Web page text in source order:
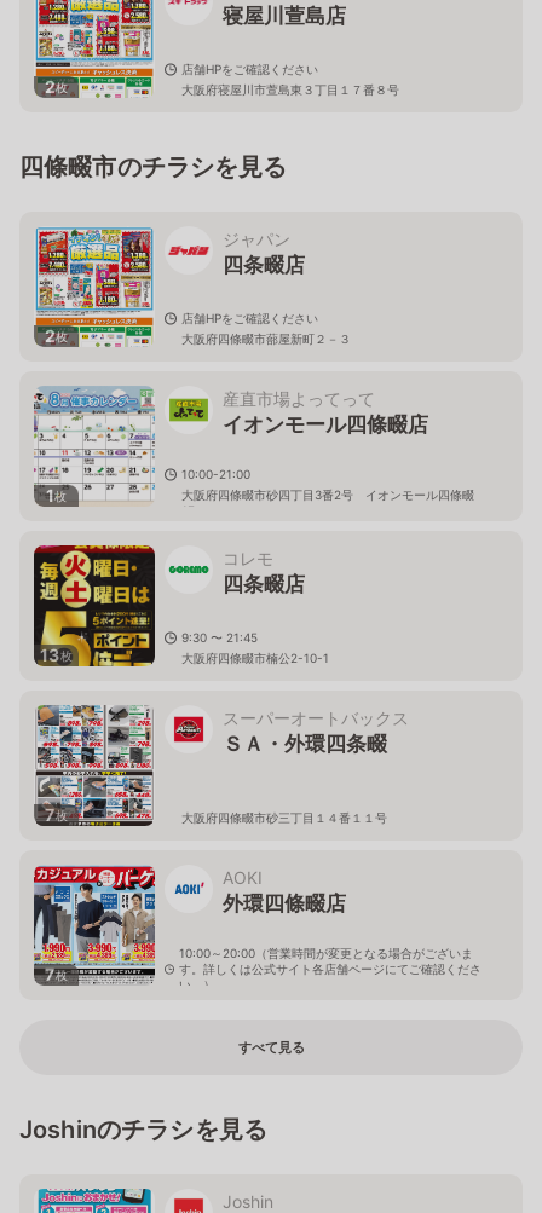
2枚
寝屋川萱島店
店舗HPをご確認ください
大阪府寝屋川市萱島東３丁目１７番８号
四條畷市のチラシを見る
2枚
ジャパン
四条畷店
店舗HPをご確認ください
大阪府四條畷市蔀屋新町２－３
1枚
産直市場よってって
イオンモール四條畷店
10:00-21:00
大阪府四條畷市砂四丁目3番2号 イオンモール四條畷
1F
13枚
コレモ
四条畷店
9:30 〜 21:45
大阪府四條畷市楠公2-10-1
7枚
スーパーオートバックス
ＳＡ・外環四条畷
大阪府四條畷市砂三丁目１４番１１号
7枚
AOKI
外環四條畷店
10:00～20:00（営業時間が変更となる場合がございま
す。詳しくは公式サイト各店舗ページにてご確認くださ
い。）
すべて見る
Joshinのチラシを見る
Joshin